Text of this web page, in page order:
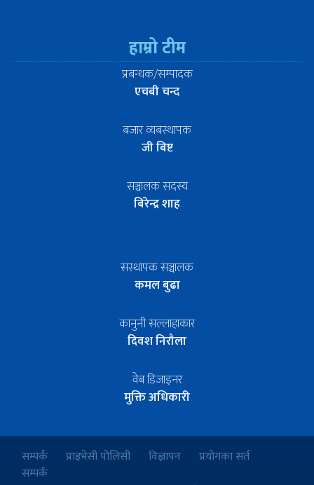
हाम्रो टीम
प्रबन्धक/सम्पादक
एचबी चन्द
बजार व्यबस्थापक
जी बिष्ट
सञ्चालक सदस्य
बिरेन्द्र शाह
सस्थापक सञ्चालक
कमल बुढा
कानुनी सल्लाहाकार
दिवश निरौला
वेब डिजाइनर
मुक्ति अधिकारी
सम्पर्क प्राइभेसी पोलिसी विज्ञापन
प्रयोगका सर्त
सम्पर्क